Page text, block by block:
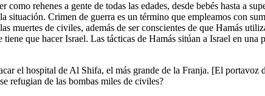
rehenes a gente de todas las edades, desde bebés hasta a
situación. Crimen de guerra es un término que empleamos con
muertes de civiles, además de ser conscientes de que Hamás
que hacer Israel. Las tácticas de Hamás sitúan a Israel en
el hospital de Al Shifa, el más grande de la Franja. [El
refugian de las bombas miles de civiles?